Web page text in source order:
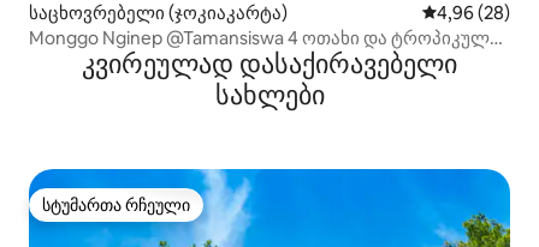
საცხოვრებელი (ჯოკიაკარტა) საშუალო
4,96 (28)
Monggo Nginep @Tamansiswa 4 ოთახი და ტროპიკული
კვირეულად დასაქირავებელი
სახლები
სტუმართა რჩეული
სტუმართა რჩეული